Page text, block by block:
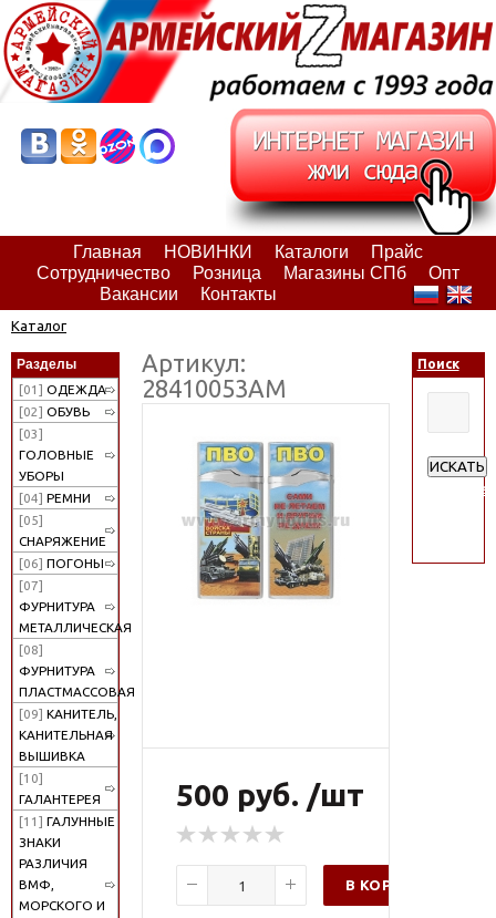
Главная НОВИНКИ Каталоги
Прайс
Сотрудничество
Розница Магазины СПб
Опт
Вакансии
Контакты
Каталог
Разделы
[01] ОДЕЖДА
[02] ОБУВЬ
[03]
ГОЛОВНЫЕ
УБОРЫ
[04] РЕМНИ
[05]
СНАРЯЖЕНИЕ
[06] ПОГОНЫ
[07]
ФУРНИТУРА
МЕТАЛЛИЧЕСКАЯ
[08]
ФУРНИТУРА
ПЛАСТМАССОВАЯ
[09] КАНИТЕЛЬ,
КАНИТЕЛЬНАЯ
ВЫШИВКА
[10]
ГАЛАНТЕРЕЯ
[11] ГАЛУННЫЕ
ЗНАКИ
РАЗЛИЧИЯ
ВМФ,
МОРСКОГО И
Артикул:
28410053АМ
500 руб. /шт
В КОРЗИНУ
Поиск
ИСКАТЬ